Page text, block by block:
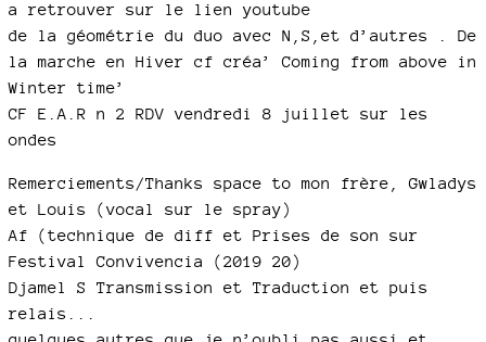
a retrouver sur le lien youtube
de la géométrie du duo avec N,S,et d’autres . De
la marche en Hiver cf créa’ Coming from above in
Winter time’
CF E.A.R n 2 RDV vendredi 8 juillet sur les
ondes
Remerciements/Thanks space to mon frère, Gwladys
et Louis (vocal sur le spray)
Af (technique de diff et Prises de son sur
Festival Convivencia (2019 20)
Djamel S Transmission et Traduction et puis
relais...